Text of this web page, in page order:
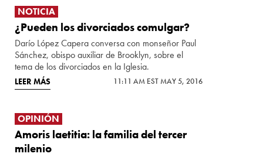
NOTICIA
¿Pueden los divorciados comulgar?
Darío López Capera conversa con monseñor Paul
Sánchez, obispo auxiliar de Brooklyn, sobre el
tema de los divorciados en la Iglesia.
LEER MÁS 11:11 AM EST MAY 5, 2016
OPINIÓN
Amoris laetitia: la familia del tercer
milenio